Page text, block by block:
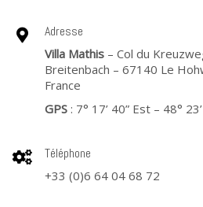
Adresse
Villa Mathis – Col du
Breitenbach – 67140 Le
France
GPS : 7° 17’ 40” Est – 48°
Téléphone
+33 (0)6 64 04 68 72